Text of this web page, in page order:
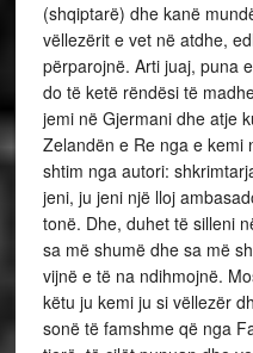
(shqiptarë) dhe kanë
vëllezërit e vet në atdhe,
përparojnë. Arti juaj, puna
do të ketë rëndësi të
jemi në Gjermani dhe atje
Zelandën e Re nga e kemi
shtim nga autori:
jeni, ju jeni një lloj
tonë. Dhe, duhet të silleni
sa më shumë dhe sa më
vijnë e të na ndihmojnë.
këtu ju kemi ju si vëllezër
sonë të famshme që nga